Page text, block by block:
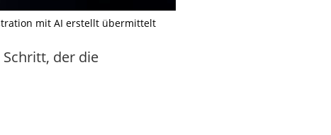
mit AI erstellt übermittelt
der die